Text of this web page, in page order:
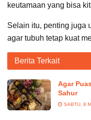
keutamaan yang bisa
Selain itu, penting juga
agar tubuh tetap kuat
Berita Terkait
Agar
Sahur
SABTU, 8